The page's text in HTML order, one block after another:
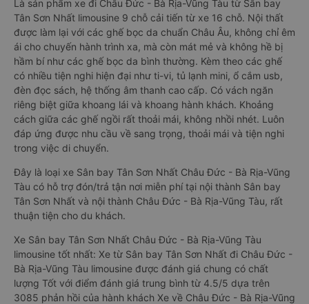
Là sản phẩm xe đi Châu Đức - Bà Rịa-Vũng Tàu từ Sân bay
Tân Sơn Nhất limousine 9 chỗ cải tiến từ xe 16 chỗ. Nội thất
được làm lại với các ghế bọc da chuẩn Châu Âu, không chỉ êm
ái cho chuyến hành trình xa, mà còn mát mẻ và không hề bị
hầm bí như các ghế bọc da bình thường. Kèm theo các ghế
có nhiều tiện nghi hiện đại như ti-vi, tủ lạnh mini, ổ cắm usb,
đèn đọc sách, hệ thống âm thanh cao cấp. Có vách ngăn
riêng biệt giữa khoang lái và khoang hành khách. Khoảng
cách giữa các ghế ngồi rất thoải mái, không nhồi nhét. Luôn
đáp ứng được nhu cầu về sang trọng, thoải mái và tiện nghi
trong việc di chuyển.
Đây là loại xe Sân bay Tân Sơn Nhất Châu Đức - Bà Rịa-Vũng
Tàu có hỗ trợ đón/trả tận nơi miễn phí tại nội thành Sân bay
Tân Sơn Nhất và nội thành Châu Đức - Bà Rịa-Vũng Tàu, rất
thuận tiện cho du khách.
Xe Sân bay Tân Sơn Nhất Châu Đức - Bà Rịa-Vũng Tàu
limousine tốt nhất: Xe từ Sân bay Tân Sơn Nhất đi Châu Đức -
Bà Rịa-Vũng Tàu limousine được đánh giá chung có chất
lượng Tốt với điểm đánh giá trung bình từ 4.5/5 dựa trên
3085 phản hồi của hành khách Xe về Châu Đức - Bà Rịa-Vũng